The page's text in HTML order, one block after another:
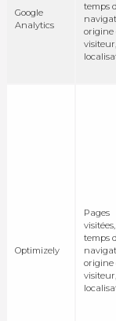
Google
Analytics
temps
origine
visiteur,
Optimizely
Pages
visitées,
temps
origine
visiteur,